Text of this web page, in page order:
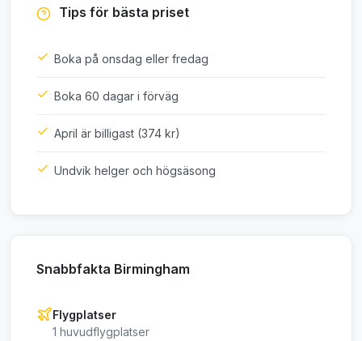
Tips för bästa priset
Boka på onsdag eller fredag
Boka 60 dagar i förväg
April är billigast (374 kr)
Undvik helger och högsäsong
Snabbfakta Birmingham
Flygplatser
1 huvudflygplatser